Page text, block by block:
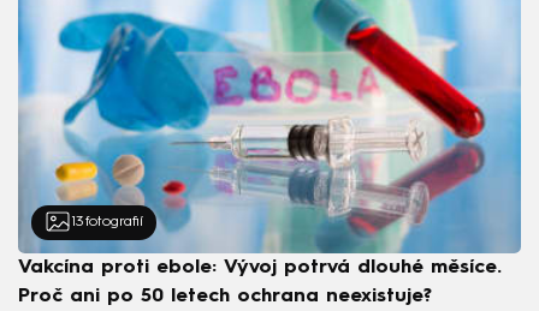
13 fotografií
Vakcína proti ebole: Vývoj potrvá dlouhé měsíce.
Proč ani po 50 letech ochrana neexistuje?